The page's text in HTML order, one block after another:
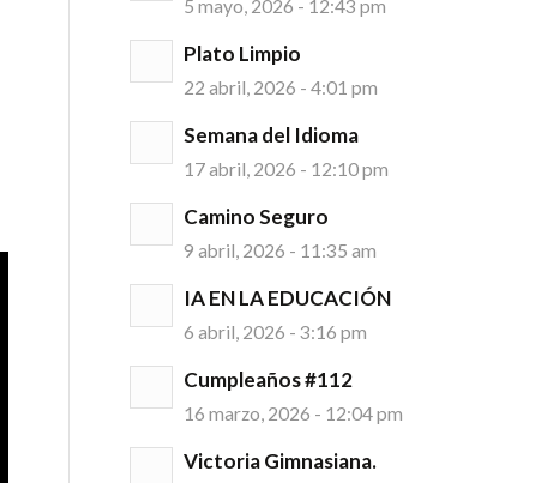
5 mayo, 2026 - 12:43 pm
Plato Limpio
22 abril, 2026 - 4:01 pm
Semana del Idioma
17 abril, 2026 - 12:10 pm
Camino Seguro
9 abril, 2026 - 11:35 am
IA EN LA EDUCACIÓN
6 abril, 2026 - 3:16 pm
Cumpleaños #112
16 marzo, 2026 - 12:04 pm
Victoria Gimnasiana.